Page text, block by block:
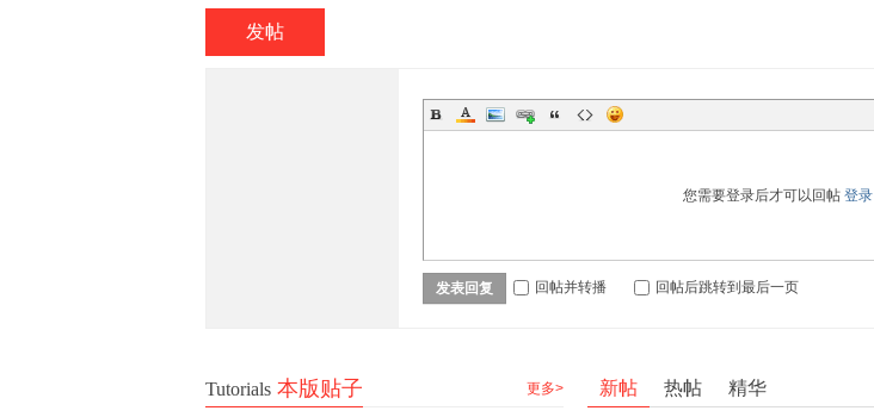
发帖
您需要登录后才可以回帖 登录
发表回复 回帖并转播 回帖后跳转到最后一页
Tutorials 本版贴子 更多> 新帖 热帖 精华